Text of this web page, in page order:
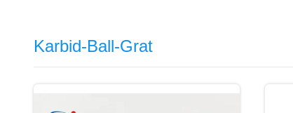
Karbid-Ball-Grat